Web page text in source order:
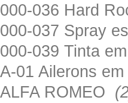
000-036 Hard
000-037 Spray
000-039 Tinta
A-01 Ailerons
ALFA ROMEO